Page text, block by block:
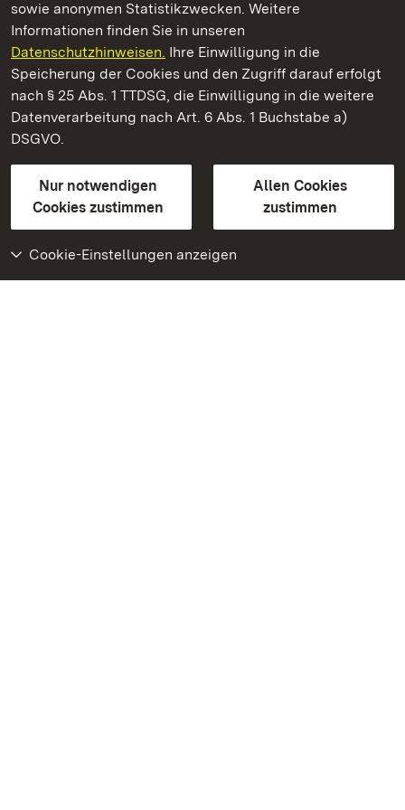
sowie anonymen Statistikzwecken. Weitere
Informationen finden Sie in unseren
Datenschutzhinweisen. Ihre Einwilligung in die
Speicherung der Cookies und den Zugriff darauf erfolgt
nach § 25 Abs. 1 TTDSG, die Einwilligung in die weitere
Datenverarbeitung nach Art. 6 Abs. 1 Buchstabe a)
DSGVO.
Nur notwendigen
Cookies zustimmen
Allen Cookies
zustimmen
Cookie-Einstellungen anzeigen
Staatliche Schlösser und Gärten Baden‑Württemberg
Staatliche Schlösser und Gärten Baden-Württemberg
Kontakt
GebärdenspracheLeichte Sprache
Erklärung zur Barrierefreiheit
BITV-konform (geprüfte Seiten)
Weiteres